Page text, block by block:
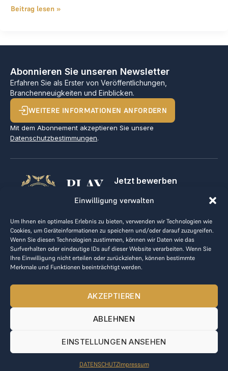
Einwilligung verwalten
Um Ihnen ein optimales Erlebnis zu bieten, verwenden wir Technologien wie
Cookies, um Geräteinformationen zu speichern und/oder darauf zuzugreifen.
Wenn Sie diesen Technologien zustimmen, können wir Daten wie das
Surfverhalten oder eindeutige IDs auf dieser Website verarbeiten. Wenn Sie
Ihre Einwilligung nicht erteilen oder zurückziehen, können bestimmte
Merkmale und Funktionen beeinträchtigt werden.
AKZEPTIEREN
ABLEHNEN
EINSTELLUNGEN ANSEHEN
DATENSCHUTZImpressum
Beitrag lesen »
Abonnieren Sie unseren Newsletter
Erfahren Sie als Erster von Veröffentlichungen,
Branchenneuigkeiten und Einblicken.
WEITERE INFORMATIONEN ANFORDERN
Mit dem Abonnement akzeptieren Sie unsere
Datenschutzbestimmungen.
PLAY
GOLF,
MAKE
BUSINESS
Jetzt bewerben
Kontakt
AGB
Datenrichtlinie
kontakt@the-loge.com
Unser freundliches Team hilft Ihnen gerne weiter.
Mo-Fr von 8:00 bis 17:00 Uhr.
© 2025 The LOGE. Alle Rechte vorbehalten.